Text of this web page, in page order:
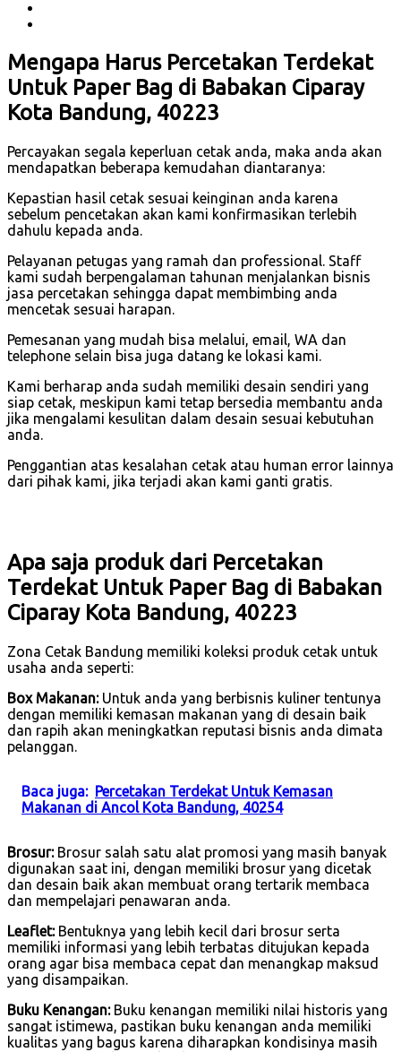
Mengapa Harus Percetakan Terdekat
Untuk Paper Bag di Babakan Ciparay
Kota Bandung, 40223
Percayakan segala keperluan cetak anda, maka anda akan
mendapatkan beberapa kemudahan diantaranya:
Kepastian hasil cetak sesuai keinginan anda karena
sebelum pencetakan akan kami konfirmasikan terlebih
dahulu kepada anda.
Pelayanan petugas yang ramah dan professional. Staff
kami sudah berpengalaman tahunan menjalankan bisnis
jasa percetakan sehingga dapat membimbing anda
mencetak sesuai harapan.
Pemesanan yang mudah bisa melalui, email, WA dan
telephone selain bisa juga datang ke lokasi kami.
Kami berharap anda sudah memiliki desain sendiri yang
siap cetak, meskipun kami tetap bersedia membantu anda
jika mengalami kesulitan dalam desain sesuai kebutuhan
anda.
Penggantian atas kesalahan cetak atau human error lainnya
dari pihak kami, jika terjadi akan kami ganti gratis.
Apa saja produk dari Percetakan
Terdekat Untuk Paper Bag di Babakan
Ciparay Kota Bandung, 40223
Zona Cetak Bandung memiliki koleksi produk cetak untuk
usaha anda seperti:
Box Makanan:Untuk anda yang berbisnis kuliner tentunya
dengan memiliki kemasan makanan yang di desain baik
dan rapih akan meningkatkan reputasi bisnis anda dimata
pelanggan.
Baca juga: Percetakan Terdekat Untuk Kemasan
Makanan di Ancol Kota Bandung, 40254
Brosur:Brosur salah satu alat promosi yang masih banyak
digunakan saat ini, dengan memiliki brosur yang dicetak
dan desain baik akan membuat orang tertarik membaca
dan mempelajari penawaran anda.
Leaflet:Bentuknya yang lebih kecil dari brosur serta
memiliki informasi yang lebih terbatas ditujukan kepada
orang agar bisa membaca cepat dan menangkap maksud
yang disampaikan.
Buku Kenangan:Buku kenangan memiliki nilai historis yang
sangat istimewa, pastikan buku kenangan anda memiliki
kualitas yang bagus karena diharapkan kondisinya masih